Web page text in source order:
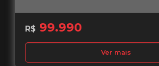
R$ 99.990
Ver mais